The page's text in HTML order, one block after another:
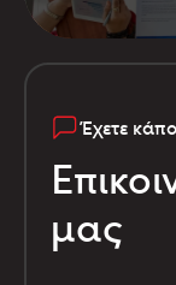
Έχετε
μας